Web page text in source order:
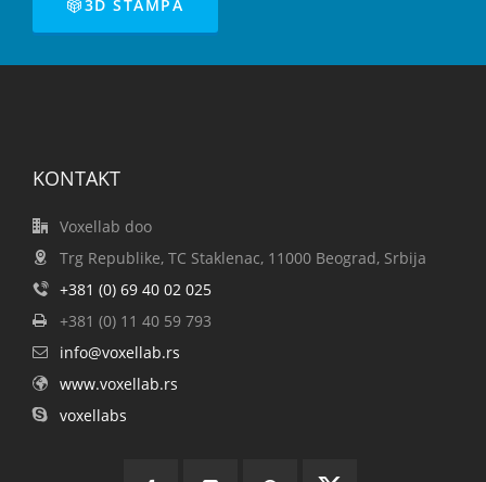
3D ŠTAMPA
KONTAKT
Voxellab doo
Trg Republike, TC Staklenac, 11000 Beograd, Srbija
+381 (0) 69 40 02 025
+381 (0) 11 40 59 793
info@voxellab.rs
www.voxellab.rs
voxellabs